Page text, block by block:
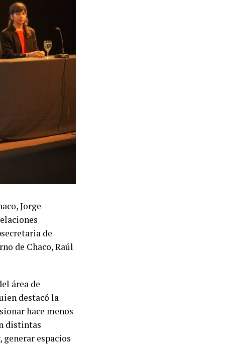
Jorge
de
de Chaco, Raúl
área de
destacó la
hace menos
distintas
espacios